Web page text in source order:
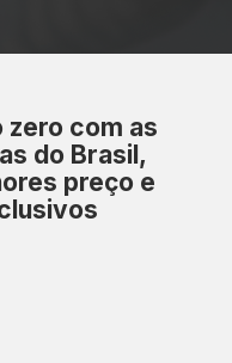
zero com as
do Brasil,
preço e